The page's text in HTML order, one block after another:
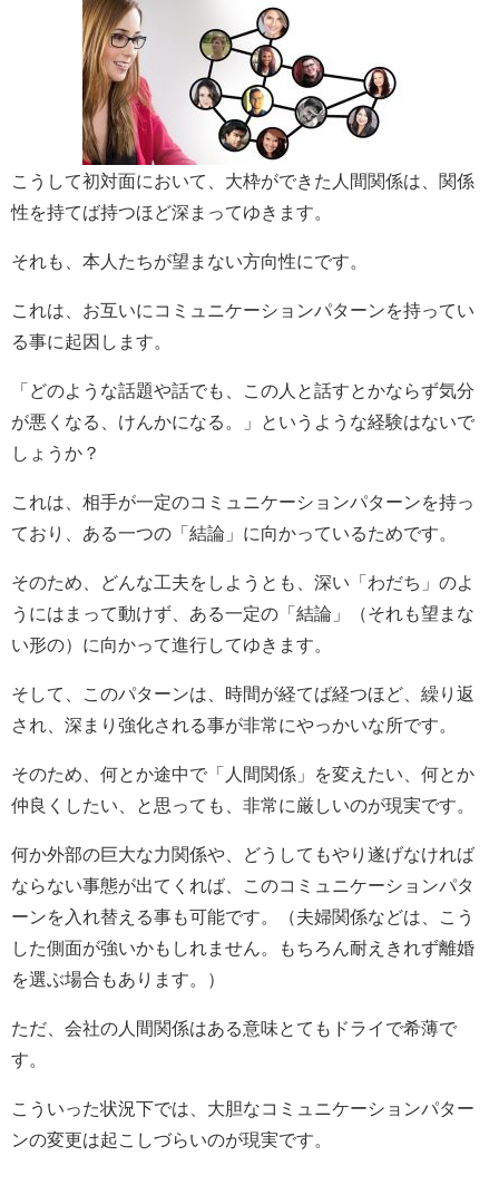
こうして初対面において、大枠ができた人間関係は、関係
性を持てば持つほど深まってゆきます。
それも、本人たちが望まない方向性にです。
これは、お互いにコミュニケーションパターンを持ってい
る事に起因します。
「どのような話題や話でも、この人と話すとかならず気分
が悪くなる、けんかになる。」というような経験はないで
しょうか？
これは、相手が一定のコミュニケーションパターンを持っ
ており、ある一つの「結論」に向かっているためです。
そのため、どんな工夫をしようとも、深い「わだち」のよ
うにはまって動けず、ある一定の「結論」（それも望まな
い形の）に向かって進行してゆきます。
そして、このパターンは、時間が経てば経つほど、繰り返
され、深まり強化される事が非常にやっかいな所です。
そのため、何とか途中で「人間関係」を変えたい、何とか
仲良くしたい、と思っても、非常に厳しいのが現実です。
何か外部の巨大な力関係や、どうしてもやり遂げなければ
ならない事態が出てくれば、このコミュニケーションパタ
ーンを入れ替える事も可能です。（夫婦関係などは、こう
した側面が強いかもしれません。もちろん耐えきれず離婚
を選ぶ場合もあります。）
ただ、会社の人間関係はある意味とてもドライで希薄で
す。
こういった状況下では、大胆なコミュニケーションパター
ンの変更は起こしづらいのが現実です。